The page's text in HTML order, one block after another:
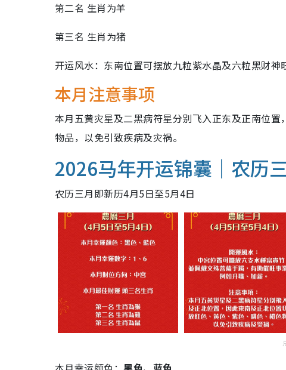
第二名 生肖为羊
第三名 生肖为猪
开运风水：东南位置可摆放九粒紫水晶及六粒黑财神
本月注意事项
本月五黄灾星及二黑病符星分别飞入正东及正南位
物品，以免引致疾病及灾祸。
2026马年开运锦囊｜农历
农历三月即新历4月5日至5月4日